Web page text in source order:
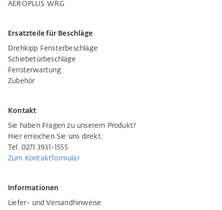
AEROPLUS WRG
Ersatzteile für Beschläge
Drehkipp Fensterbeschläge
Schiebetürbeschläge
Fensterwartung
Zubehör
Kontakt
Sie haben Fragen zu unserem Produkt?
Hier erreichen Sie uns direkt:
Tel. 0271 3931-1555
Zum Kontaktformular
Informationen
Liefer- und Versandhinweise